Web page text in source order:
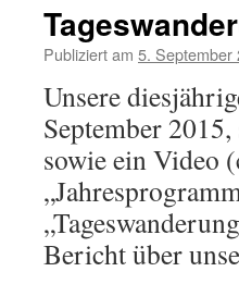
Publiziert am 5. September
Unsere
September
sowie ein Video
Bericht über